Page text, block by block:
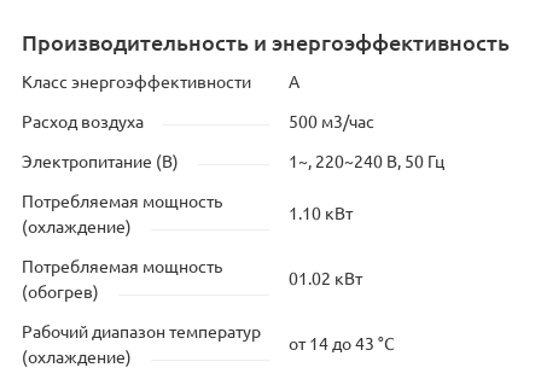
Производительность и энергоэффективность
Класс энергоэффективности А
Расход воздуха 500 м3/час
Электропитание (В) 1~, 220~240 В, 50 Гц
Потребляемая мощность
(охлаждение)
1.10 кВт
Потребляемая мощность
(обогрев)
01.02 кВт
Рабочий диапазон температур
(охлаждение)
от 14 до 43 °C